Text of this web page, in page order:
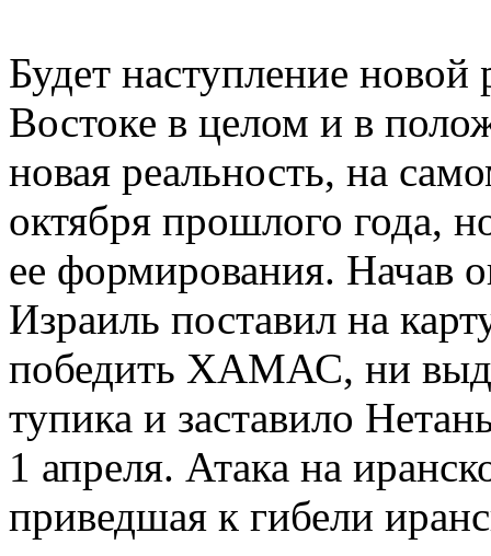
Будет наступление
Востоке в целом и в
новая реальность, на
октября прошлого года,
ее формирования. Начав
Израиль поставил на
победить ХАМАС, ни
тупика и заставило
1 апреля. Атака на
приведшая к гибели